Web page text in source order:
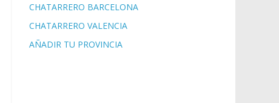
CHATARRERO BARCELONA
CHATARRERO VALENCIA
AÑADIR TU PROVINCIA